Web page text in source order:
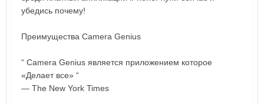
убедись почему!
Преимущества Camera Genius
“ Camera Genius является приложением которое
«Делает все» “
— The New York Times